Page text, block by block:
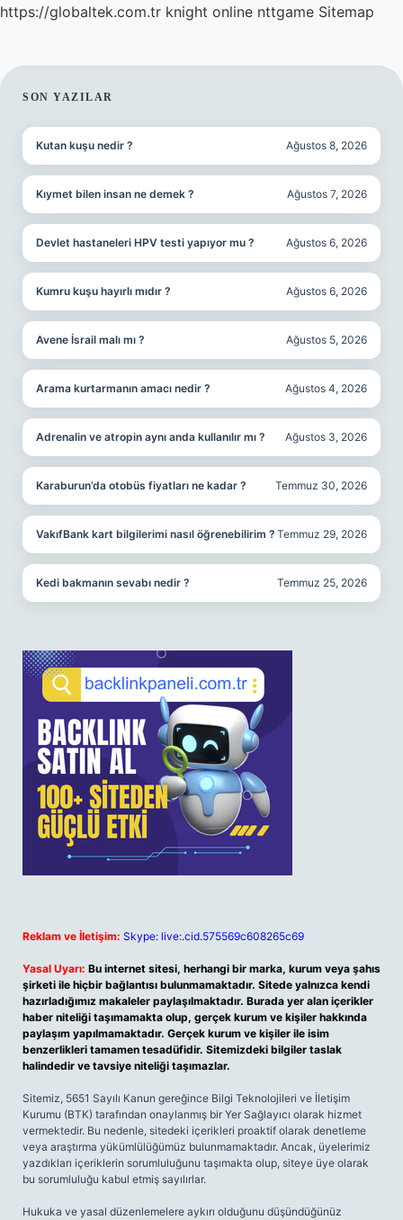
https://globaltek.com.tr knight online nttgame Sitemap
SIDEBAR
SON YAZILAR
Kutan kuşu nedir ? Ağustos 8, 2026
Kıymet bilen insan ne demek ? Ağustos 7, 2026
Devlet hastaneleri HPV testi yapıyor mu ? Ağustos 6, 2026
Kumru kuşu hayırlı mıdır ? Ağustos 6, 2026
Avene İsrail malı mı ? Ağustos 5, 2026
Arama kurtarmanın amacı nedir ? Ağustos 4, 2026
Adrenalin ve atropin aynı anda kullanılır mı ? Ağustos 3, 2026
Karaburun’da otobüs fiyatları ne kadar ? Temmuz 30, 2026
VakıfBank kart bilgilerimi nasıl öğrenebilirim ? Temmuz 29, 2026
Kedi bakmanın sevabı nedir ? Temmuz 25, 2026
Reklam ve İletişim: Skype: live:.cid.575569c608265c69
Yasal Uyarı: Bu internet sitesi, herhangi bir marka, kurum veya şahıs
şirketi ile hiçbir bağlantısı bulunmamaktadır. Sitede yalnızca kendi
hazırladığımız makaleler paylaşılmaktadır. Burada yer alan içerikler
haber niteliği taşımamakta olup, gerçek kurum ve kişiler hakkında
paylaşım yapılmamaktadır. Gerçek kurum ve kişiler ile isim
benzerlikleri tamamen tesadüfidir. Sitemizdeki bilgiler taslak
halindedir ve tavsiye niteliği taşımazlar.
Sitemiz, 5651 Sayılı Kanun gereğince Bilgi Teknolojileri ve İletişim
Kurumu (BTK) tarafından onaylanmış bir Yer Sağlayıcı olarak hizmet
vermektedir. Bu nedenle, sitedeki içerikleri proaktif olarak denetleme
veya araştırma yükümlülüğümüz bulunmamaktadır. Ancak, üyelerimiz
yazdıkları içeriklerin sorumluluğunu taşımakta olup, siteye üye olarak
bu sorumluluğu kabul etmiş sayılırlar.
Hukuka ve yasal düzenlemelere aykırı olduğunu düşündüğünüz